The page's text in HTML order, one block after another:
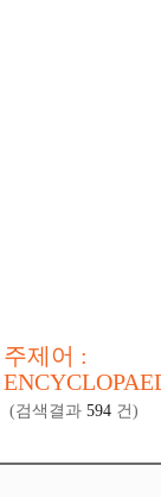
주제어 :
(검색결과 594 건)